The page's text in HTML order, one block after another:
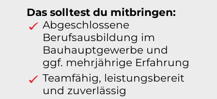
Das solltest du mitbringen:
Abgeschlossene
Berufsausbildung im
Bauhauptgewerbe und
ggf. mehrjährige Erfahrung
Teamfähig, leistungsbereit
und zuverlässig